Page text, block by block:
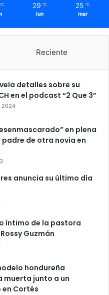
℃ 29 ℃
lun
25 ℃
mar
Reciente
detalles sobre su
en el podcast “2 Que 3”
2024
en plena
de otra novia en
anuncia su último día
íntimo de la pastora
Guzmán
hondureña
muerta junto a un
Cortés